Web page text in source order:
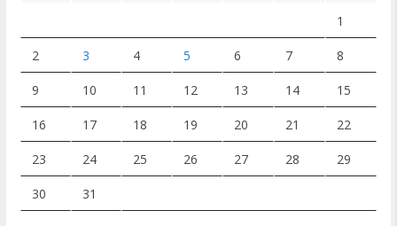
1
2 3 4 5 6 7 8
9 10 11 12 13 14 15
16 17 18 19 20 21 22
23 24 25 26 27 28 29
30 31